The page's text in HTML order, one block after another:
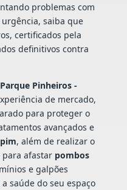
problemas com
saiba que
certificados pela
definitivos contra
Pinheiros -
de mercado,
para proteger o
avançados e
, além de realizar o
afastar pombos
e galpões
saúde do seu espaço